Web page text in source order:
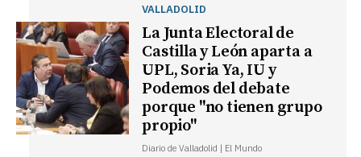
VALLADOLID
La Junta Electoral de
Castilla y León aparta a
UPL, Soria Ya, IU y
Podemos del debate
porque "no tienen grupo
propio"
Diario de Valladolid | El Mundo